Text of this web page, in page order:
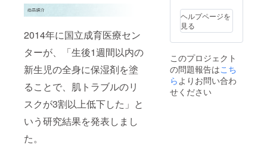
2014年に国立成育医療セン
ターが、「生後1週間以内の
新生児の全身に保湿剤を塗
ることで、肌トラブルのリ
スクが3割以上低下した」と
いう研究結果を発表しまし
た。
ヘルプページを
見る
このプロジェクト
の問題報告はこち
ら よりお問い合わ
せください